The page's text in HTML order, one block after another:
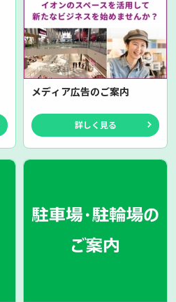
メディア広告のご案内
詳しく見る